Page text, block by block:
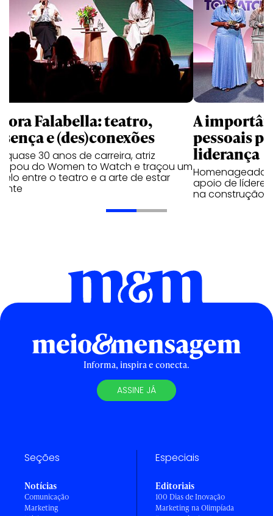
Falabella: teatro,
e (des)conexões
quase 30 anos de carreira, atriz
do Women to Watch e traçou um
entre o teatro e a arte de estar
A
pessoais
liderança
apoio de
na construção
Informa, inspira e conecta.
ASSINE JÁ
Seções
Notícias
Comunicação
Marketing
Especiais
Editoriais
100 Dias de Inovação
Marketing na Olimpíada